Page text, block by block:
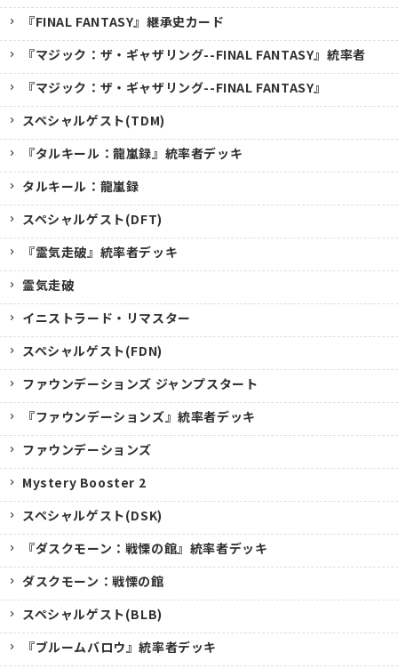
『FINAL FANTASY』継承史カード
『マジック：ザ・ギャザリング--FINAL FANTASY』統率者
『マジック：ザ・ギャザリング--FINAL FANTASY』
スペシャルゲスト(TDM)
『タルキール：龍嵐録』統率者デッキ
タルキール：龍嵐録
スペシャルゲスト(DFT)
『霊気走破』統率者デッキ
霊気走破
イニストラード・リマスター
スペシャルゲスト(FDN)
ファウンデーションズ ジャンプスタート
『ファウンデーションズ』統率者デッキ
ファウンデーションズ
Mystery Booster 2
スペシャルゲスト(DSK)
『ダスクモーン：戦慄の館』統率者デッキ
ダスクモーン：戦慄の館
スペシャルゲスト(BLB)
『ブルームバロウ』統率者デッキ